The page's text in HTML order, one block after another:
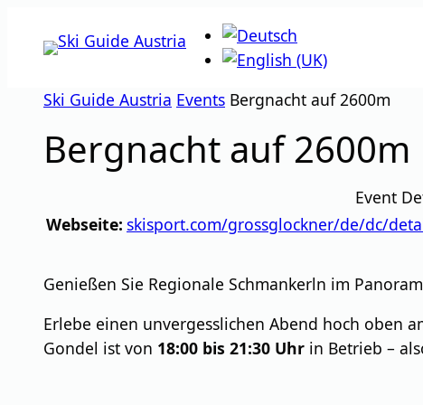
Inhalt
Ski Guide Austria Events Bergnacht auf 2600m
Bergnacht auf 2600m
Event
Webseite: skisport.com/grossglockner/de/dc/
Genießen Sie Regionale Schmankerln im
Erlebe einen unvergesslichen Abend hoch oben
Gondel ist von 18:00 bis 21:30 Uhr in Betrieb –